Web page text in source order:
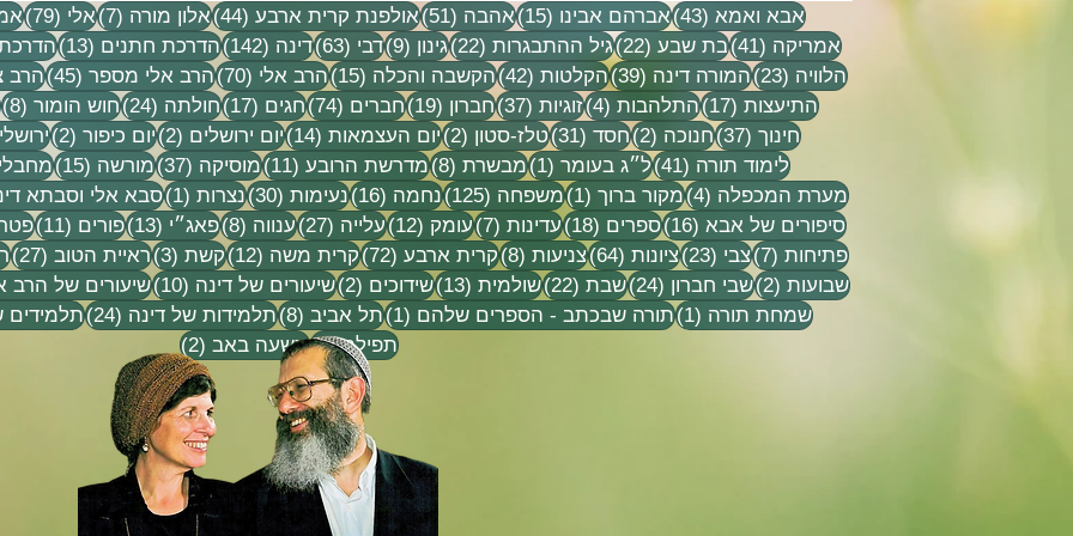
אבא ואמא (43) 43 פוסטים
אברהם אבינו (15) 15 פוסטים
אהבה (51) 51 פוסטים
אולפנת קרית ארבע (44) 44 פוסטים
אלון מורה (7) 7 פוסטיםאלי (79) 79 פוסטים
אמריקה (41) 41 פוסטים
בת שבע (22) 22 פוסטים
גיל ההתבגרות (22) 22 פוסטים
גינון (9) 9 פוסטיםדבי (63) 63 פוסטים
דינה (142) 142 פוסטים
הדרכת חתנים (13) 13 פוסטים
הלוויה (23) 23 פוסטים
המורה דינה (39) 39 פוסטים
הקלטות (42) 42 פוסטים
הקשבה והכלה (15) 15 פוסטים
הרב אלי (70) 70 פוסטים
הרב אלי מספר (45) 45 פוסטים
הרב
התיעצות (17) 17 פוסטים
התלהבות (4) 4 פוסטיםזוגיות (37) 37 פוסטים
חברון (19) 19 פוסטים
חברים (74) 74 פוסטים
חגים (17) 17 פוסטים
חולתה (24) 24 פוסטים
חוש הומור (8)
8
חינוך (37) 37 פוסטים
חנוכה (2) 2 פוסטיםחסד (31) 31 פוסטים
טלז-סטון (2) 2 פוסטיםיום העצמאות (14) 14 פוסטים
יום ירושלים (2) 2 פוסטיםיום כיפור (2) 2 פוסטים
לימוד תורה (41) 41 פוסטים
ל״ג בעומר (1) פוסט 1
מבשרת (8) 8 פוסטיםמדרשת הרובע (11) 11 פוסטים
מוסיקה (37) 37 פוסטים
מורשה (15) 15 פוסטים
מערת המכפלה (4) 4 פוסטיםמקור ברוך (1) פוסט 1
משפחה (125) 125 פוסטים
נחמה (16) 16 פוסטים
נעימות (30) 30 פוסטים
נצרות (1) פוסט 1
סבא אלי וסבתא
סיפורים של אבא (16) 16 פוסטים
ספרים (18) 18 פוסטים
עדינות (7) 7 פוסטיםעומק (12) 12 פוסטים
עלייה (27) 27 פוסטים
ענווה (8) 8 פוסטיםפאג״י (13) 13 פוסטים
פורים (11) 11 פוסטים
פתיחות (7) 7 פוסטיםצבי (23) 23 פוסטים
ציונות (64) 64 פוסטים
צניעות (8) 8 פוסטיםקרית ארבע (72) 72 פוסטים
קרית משה (12) 12 פוסטים
קשת (3) 3 פוסטיםראיית הטוב (27)
27
שבועות (2) 2 פוסטיםשבי חברון (24) 24 פוסטים
שבת (22) 22 פוסטים
שולמית (13) 13 פוסטים
שידוכים (2) 2 פוסטיםשיעורים של דינה (10) 10 פוסטים
שיעורים של הרב
שמחת תורה (1) פוסט 1
תורה שבכתב - הספרים שלהם (1) פוסט 1
תל אביב (8) 8 פוסטיםתלמידות של דינה (24) 24 פוסטים
תלמידים
תפילה (9) 9 פוסטיםתשעה באב (2) 2 פוסטים